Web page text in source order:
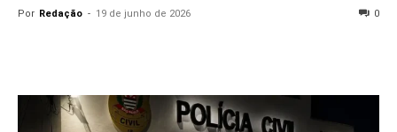
Por Redação - 19 de junho de 2026 0